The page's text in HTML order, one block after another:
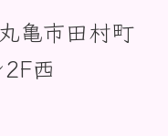
ィー
亀市田村町
西